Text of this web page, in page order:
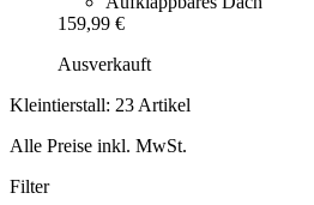
159,99 €
Ausverkauft
Kleintierstall: 23 Artikel
Alle Preise inkl. MwSt.
Filter